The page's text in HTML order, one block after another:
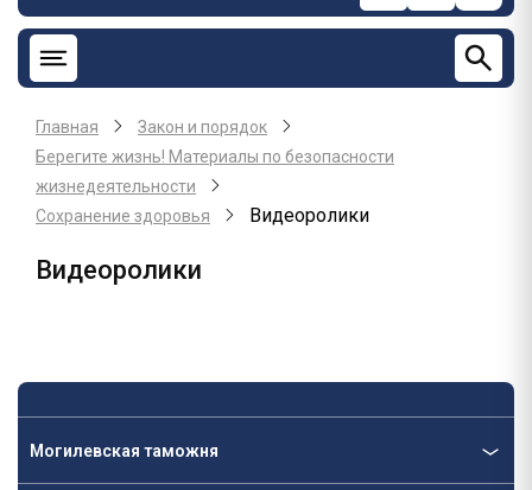
Могилевская таможня
Главная
Закон и порядок
Берегите жизнь! Материалы по безопасности
жизнедеятельности
Сохранение здоровья
Видеоролики
Видеоролики